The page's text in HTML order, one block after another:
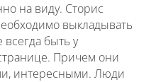
на виду. Сторис
выкладывать
всегда быть у
Причем они
интересными. Люди